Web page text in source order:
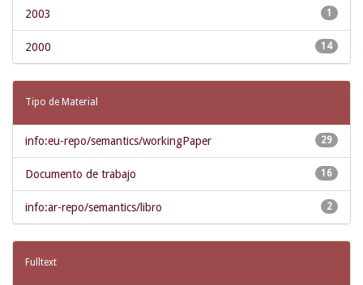
1
2003
14
2000
Tipo de Material
29
info:eu-repo/semantics/workingPaper
16
Documento de trabajo
2
info:ar-repo/semantics/libro
Fulltext